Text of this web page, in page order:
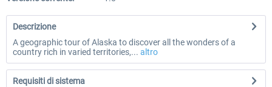
Descrizione
A geographic tour of Alaska to discover all the wonders of a
country rich in varied territories,... altro
Requisiti di sistema